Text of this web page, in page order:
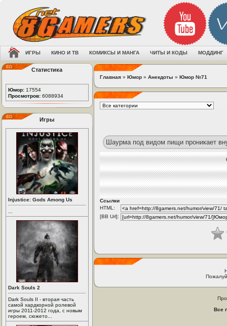
ИГРЫ КИНО И ТВ КОМИКСЫ И МАНГА ЧИТЫ И КОДЫ МОДДИНГ
Статистика
Юмор: 17554
Просмотров: 6088934
Игры
Injustice: Gods Among Us
Dark Souls 2
Dark Souls II - вторая часть
самой хардкорной ролевой
игры 2011-2012 года, с новым
героем, сюжето...
Главная » Юмор » Анекдоты » Юмор №71
Шаурма под видом пищи проникает
Ссылки
HTML:
[BB Url]:
Все